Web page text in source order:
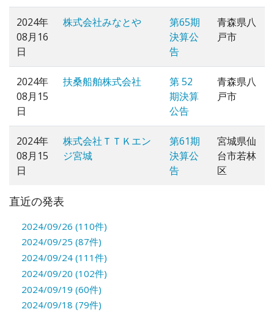
2024年
08月16
日
株式会社みなとや
第65期
決算公
告
青森県八
戸市
2024年
08月15
日
扶桑船舶株式会社
第 52
期決算
公告
青森県八
戸市
2024年
08月15
日
株式会社ＴＴＫエン
ジ宮城
第61期
決算公
告
宮城県仙
台市若林
区
直近の発表
2024/09/26 (110件)
2024/09/25 (87件)
2024/09/24 (111件)
2024/09/20 (102件)
2024/09/19 (60件)
2024/09/18 (79件)